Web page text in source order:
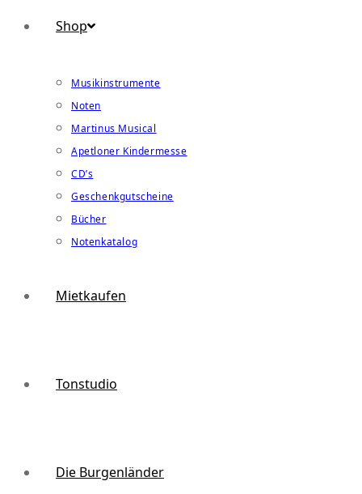
Shop
Musikinstrumente
Noten
Martinus Musical
Apetloner Kindermesse
CD’s
Geschenkgutscheine
Bücher
Notenkatalog
Mietkaufen
Tonstudio
Die Burgenländer